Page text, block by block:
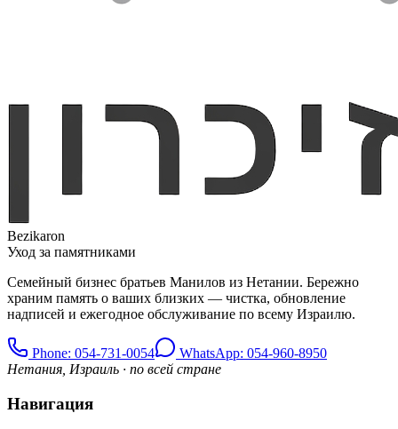
Bezikaron
Уход за памятниками
Семейный бизнес братьев Манилов из Нетании. Бережно
храним память о ваших близких — чистка, обновление
надписей и ежегодное обслуживание по всему Израилю.
Phone: 054-731-0054
WhatsApp: 054-960-8950
Нетания, Израиль · по всей стране
Навигация